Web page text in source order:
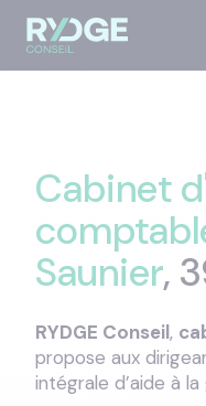
Cabinet
Saunier,
RYDGE Conseil,
propose aux
intégrale d’aide à la